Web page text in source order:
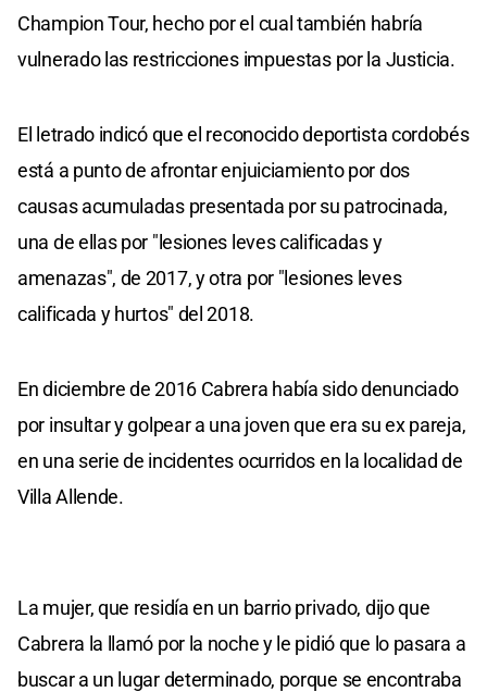
Champion Tour, hecho por el cual también habría
vulnerado las restricciones impuestas por la Justicia.
El letrado indicó que el reconocido deportista cordobés
está a punto de afrontar enjuiciamiento por dos
causas acumuladas presentada por su patrocinada,
una de ellas por "lesiones leves calificadas y
amenazas", de 2017, y otra por "lesiones leves
calificada y hurtos" del 2018.
En diciembre de 2016 Cabrera había sido denunciado
por insultar y golpear a una joven que era su ex pareja,
en una serie de incidentes ocurridos en la localidad de
Villa Allende.
La mujer, que residía en un barrio privado, dijo que
Cabrera la llamó por la noche y le pidió que lo pasara a
buscar a un lugar determinado, porque se encontraba